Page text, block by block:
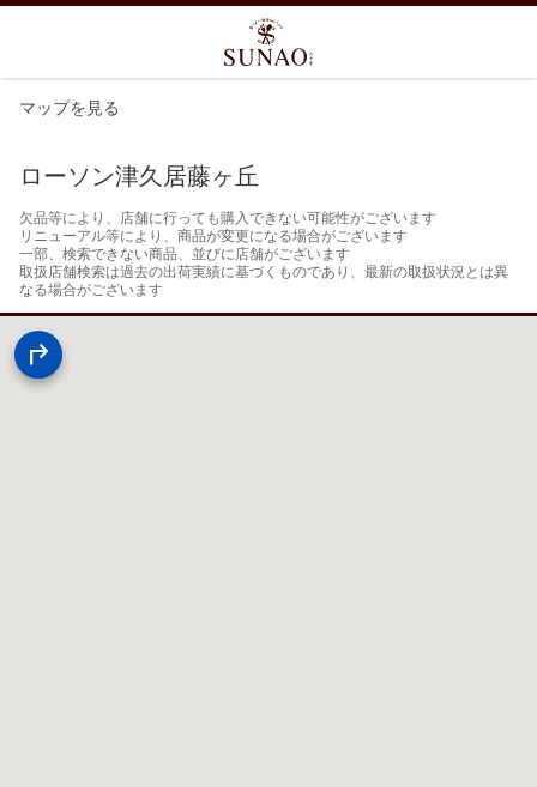
マップを見る
ローソン津久居藤ヶ丘
欠品等により、店舗に行っても購入できない可能性がございます
リニューアル等により、商品が変更になる場合がございます
一部、検索できない商品、並びに店舗がございます
取扱店舗検索は過去の出荷実績に基づくものであり、最新の取扱状況とは異
なる場合がございます